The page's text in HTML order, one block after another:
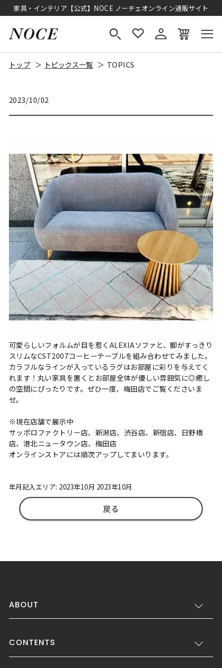
家具・インテリア【公式】NOCE ノーチェオンライン通販サイト
トップ トピックス一覧 TOPICS
2023/10/02
可愛らしいフォルムが目を惹くALEXIAソファと、脚がすっきり
スリムなCST2007コーヒーテーブルを組み合わせてみました。
カラフルなラインが入っているラグはお部屋に彩りを与えてく
れます！丸い家具を置くとお部屋全体が優しい雰囲気に◎癒し
の空間にぴったりです。ぜひ一度、梅田店でご覧くださいま
せ。
※現在店舗で展示中
サッポロファクトリー店、新潟店、渋谷店、新宿店、日野橋
店、港北ニュータウン店、梅田店
オンラインストアには順次アップしてまいります。
年月記入エリア: 2023年10月 2023年10月
戻る
ABOUT
CONTENTS